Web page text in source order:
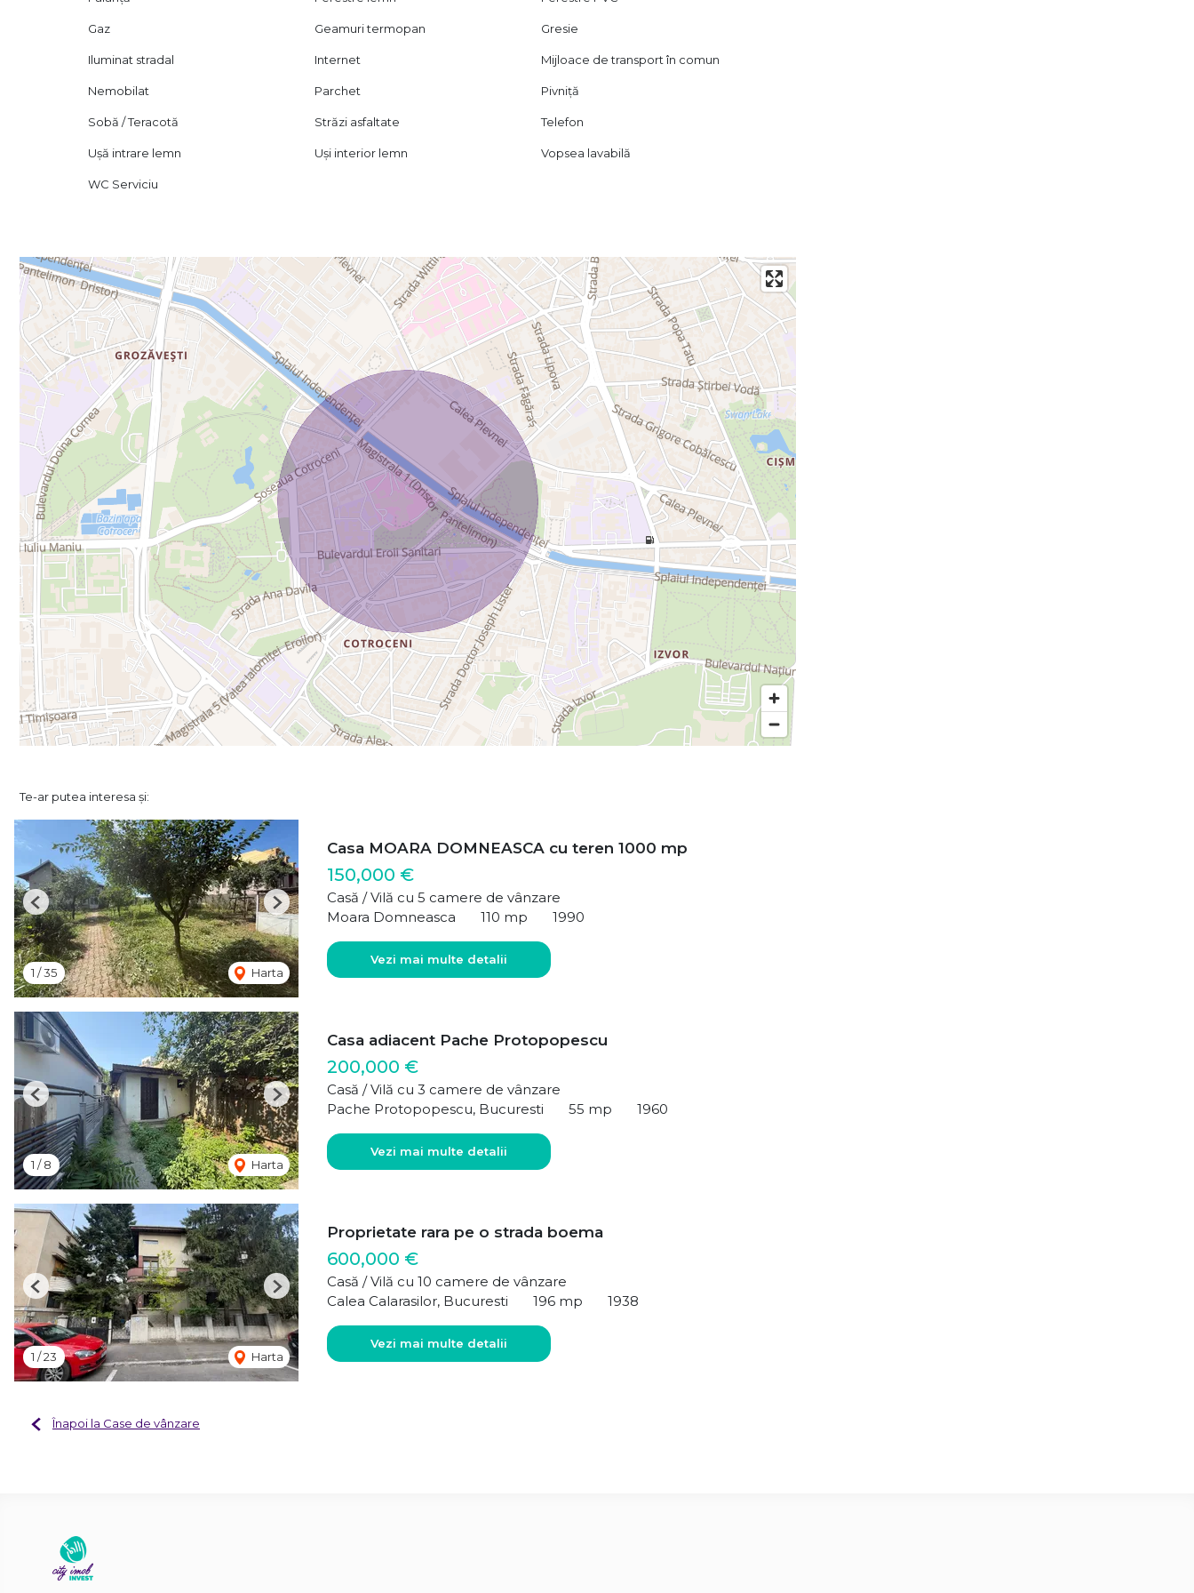
Gaz Geamuri termopan Gresie
Iluminat stradal Internet Mijloace de transport în comun
Nemobilat Parchet Pivniță
Sobă / Teracotă Străzi asfaltate Telefon
Ușă intrare lemn Uși interior lemn Vopsea lavabilă
WC Serviciu
Te-ar putea interesa și:
1 /35 Harta
Previous Next
Casa MOARA DOMNEASCA cu teren 1000 mp
150,000 €
Casă / Vilă cu 5 camere de vânzare
Moara Domneasca
110 mp 1990
Vezi mai multe detalii
1 /8 Harta
Previous Next
Casa adiacent Pache Protopopescu
200,000 €
Casă / Vilă cu 3 camere de vânzare
Pache Protopopescu, Bucuresti
55 mp 1960
Vezi mai multe detalii
1 /23 Harta
Previous Next
Proprietate rara pe o strada boema
600,000 €
Casă / Vilă cu 10 camere de vânzare
Calea Calarasilor, Bucuresti
196 mp 1938
Vezi mai multe detalii
Înapoi la Case de vânzare